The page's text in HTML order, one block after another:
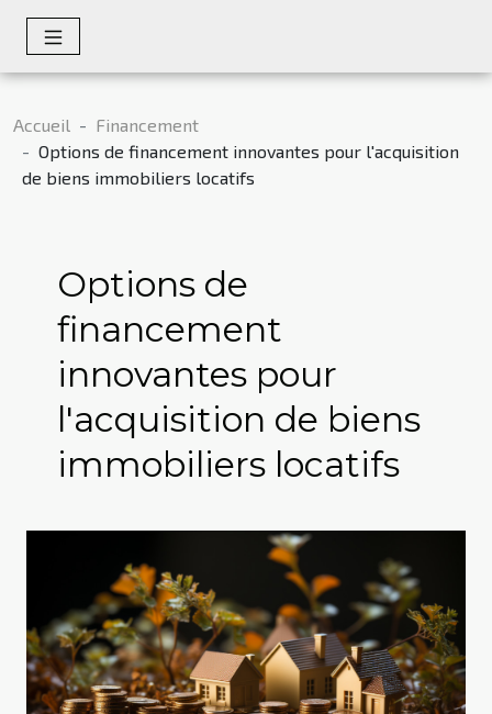
Accueil
Financement
Options de financement innovantes pour l'acquisition
de biens immobiliers locatifs
Options de
financement
innovantes pour
l'acquisition de biens
immobiliers locatifs